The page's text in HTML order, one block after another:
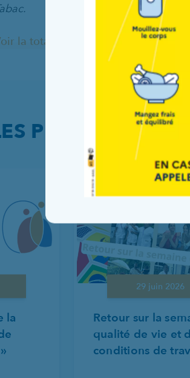
la totalité des résultats
PEUVENT VOUS
la
29 juin 2026
Retour sur la
qualité de vie et
conditions de